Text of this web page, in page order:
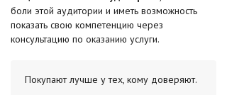
боли этой аудитории и иметь возможность
показать свою компетенцию через
консультацию по оказанию услуги.
Покупают лучше у тех, кому доверяют.